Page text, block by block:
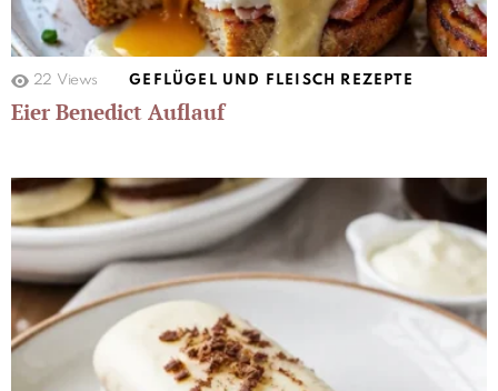
22 Views GEFLÜGEL UND FLEISCH REZEPTE
Eier Benedict Auflauf